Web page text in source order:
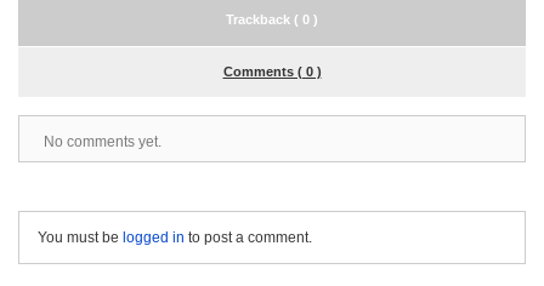
Trackback ( 0 )
Comments ( 0 )
No comments yet.
You must be logged in to post a comment.